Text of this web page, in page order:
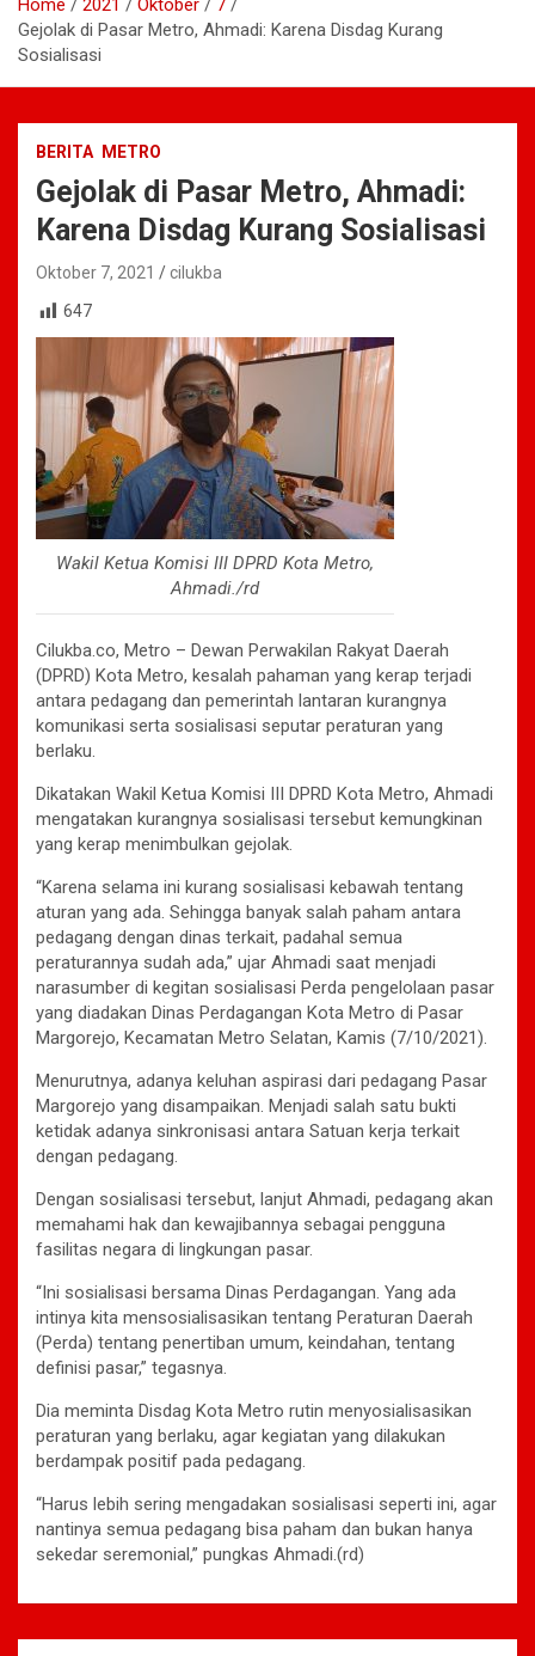
Home 2021 Oktober
7
Gejolak di Pasar Metro, Ahmadi: Karena Disdag Kurang
Sosialisasi
BERITA METRO
Gejolak di Pasar Metro, Ahmadi:
Karena Disdag Kurang Sosialisasi
Oktober 7, 2021
cilukba
647
Wakil Ketua Komisi III DPRD Kota Metro,
Ahmadi./rd
Cilukba.co, Metro – Dewan Perwakilan Rakyat Daerah
(DPRD) Kota Metro, kesalah pahaman yang kerap terjadi
antara pedagang dan pemerintah lantaran kurangnya
komunikasi serta sosialisasi seputar peraturan yang
berlaku.
Dikatakan Wakil Ketua Komisi III DPRD Kota Metro, Ahmadi
mengatakan kurangnya sosialisasi tersebut kemungkinan
yang kerap menimbulkan gejolak.
“Karena selama ini kurang sosialisasi kebawah tentang
aturan yang ada. Sehingga banyak salah paham antara
pedagang dengan dinas terkait, padahal semua
peraturannya sudah ada,” ujar Ahmadi saat menjadi
narasumber di kegitan sosialisasi Perda pengelolaan pasar
yang diadakan Dinas Perdagangan Kota Metro di Pasar
Margorejo, Kecamatan Metro Selatan, Kamis (7/10/2021).
Menurutnya, adanya keluhan aspirasi dari pedagang Pasar
Margorejo yang disampaikan. Menjadi salah satu bukti
ketidak adanya sinkronisasi antara Satuan kerja terkait
dengan pedagang.
Dengan sosialisasi tersebut, lanjut Ahmadi, pedagang akan
memahami hak dan kewajibannya sebagai pengguna
fasilitas negara di lingkungan pasar.
“Ini sosialisasi bersama Dinas Perdagangan. Yang ada
intinya kita mensosialisasikan tentang Peraturan Daerah
(Perda) tentang penertiban umum, keindahan, tentang
definisi pasar,” tegasnya.
Dia meminta Disdag Kota Metro rutin menyosialisasikan
peraturan yang berlaku, agar kegiatan yang dilakukan
berdampak positif pada pedagang.
“Harus lebih sering mengadakan sosialisasi seperti ini, agar
nantinya semua pedagang bisa paham dan bukan hanya
sekedar seremonial,” pungkas Ahmadi.(rd)